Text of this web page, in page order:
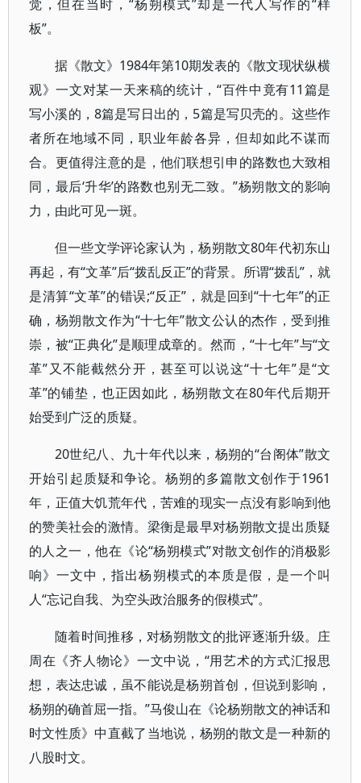
觉，但在当时，“杨朔模式”却是一代人写作的“样
板”。
据《散文》1984年第10期发表的《散文现状纵横
观》一文对某一天来稿的统计，“百件中竟有11篇是
写小溪的，8篇是写日出的，5篇是写贝壳的。这些作
者所在地域不同，职业年龄各异，但却如此不谋而
合。更值得注意的是，他们联想引申的路数也大致相
同，最后‘升华’的路数也别无二致。”杨朔散文的影响
力，由此可见一斑。
但一些文学评论家认为，杨朔散文80年代初东山
再起，有“文革”后“拨乱反正”的背景。所谓“拨乱”，就
是清算“文革”的错误;“反正”，就是回到“十七年”的正
确，杨朔散文作为“十七年”散文公认的杰作，受到推
崇，被“正典化”是顺理成章的。然而，“十七年”与“文
革”又不能截然分开，甚至可以说这“十七年”是“文
革”的铺垫，也正因如此，杨朔散文在80年代后期开
始受到广泛的质疑。
20世纪八、九十年代以来，杨朔的“台阁体”散文
开始引起质疑和争论。杨朔的多篇散文创作于1961
年，正值大饥荒年代，苦难的现实一点没有影响到他
的赞美社会的激情。梁衡是最早对杨朔散文提出质疑
的人之一，他在《论“杨朔模式”对散文创作的消极影
响》一文中，指出杨朔模式的本质是假，是一个叫
人“忘记自我、为空头政治服务的假模式”。
随着时间推移，对杨朔散文的批评逐渐升级。庄
周在《齐人物论》一文中说，“用艺术的方式汇报思
想，表达忠诚，虽不能说是杨朔首创，但说到影响，
杨朔的确首屈一指。”马俊山在《论杨朔散文的神话和
时文性质》中直截了当地说，杨朔的散文是一种新的
八股时文。